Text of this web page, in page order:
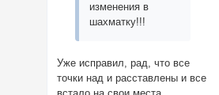
изменения в
шахматку!!!
Уже исправил, рад, что все
точки над и расставлены и все